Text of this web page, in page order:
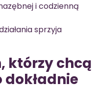
i codzienną
sprzyja
którzy chcą
dokładnie